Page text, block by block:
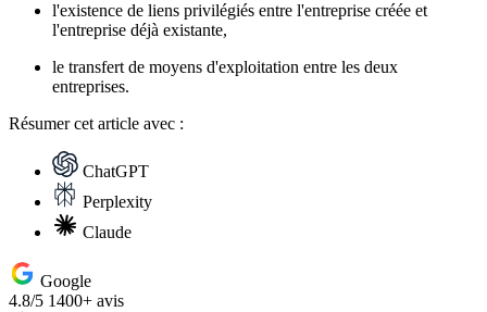
l'existence de liens privilégiés entre l'entreprise créée et
l'entreprise déjà existante,
le transfert de moyens d'exploitation entre les deux
entreprises.
Résumercet article avec :
ChatGPT
Perplexity
Claude
Google
4.8/5 1400+ avis